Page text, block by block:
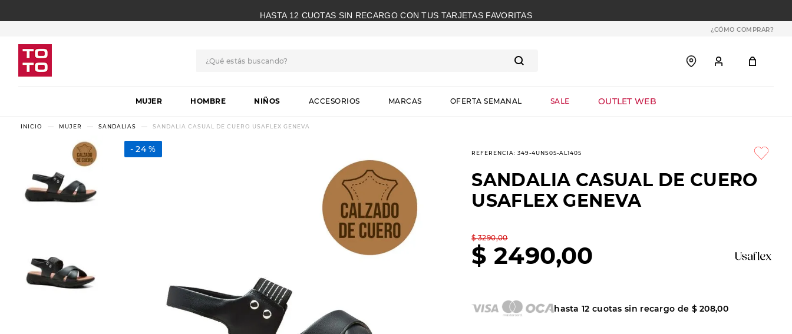
HASTA 12 CUOTAS SIN RECARGO CON TUS TARJETAS FAVORITAS
¿CÓMO COMPRAR?
MUJER HOMBRE NIÑOS ACCESORIOS MARCAS OFERTA SEMANAL SALE OUTLET WEB
MUJER SANDALIAS SANDALIA CASUAL DE CUERO USAFLEX GENEVA
24 % REFERENCIA:349-4UNS05-AL1405
SANDALIA CASUAL DE CUERO
USAFLEX GENEVA
$ 3290,00
$ 2490,00
hasta12 cuotas sin recargo de $ 208,00
1.
botas
2 .
skechers
3.
botas dama